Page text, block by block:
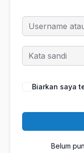
Biarkan saya
Belum